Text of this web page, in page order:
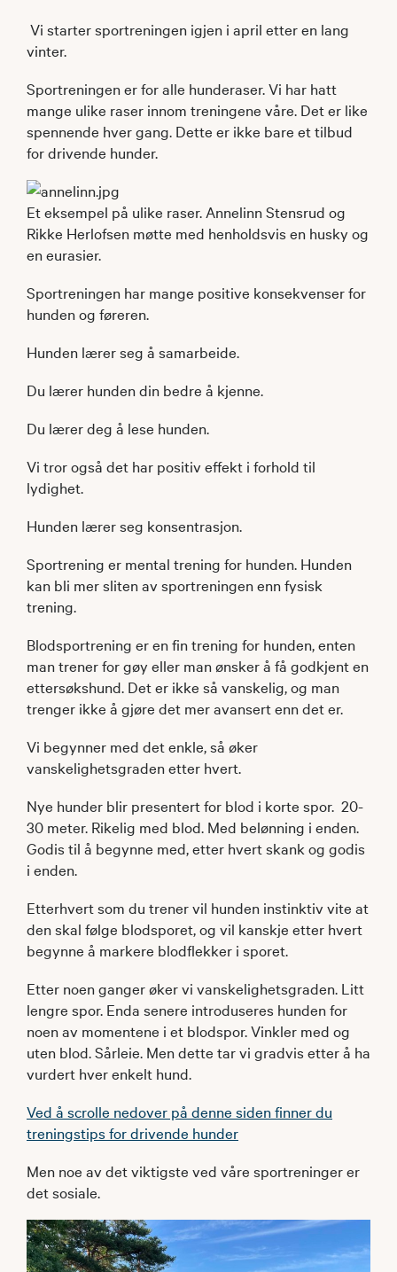
Vi starter sportreningen igjen i april etter en lang
vinter.
Sportreningen er for alle hunderaser. Vi har hatt
mange ulike raser innom treningene våre. Det er like
spennende hver gang. Dette er ikke bare et tilbud
for drivende hunder.
Et eksempel på ulike raser. Annelinn Stensrud og
Rikke Herlofsen møtte med henholdsvis en husky og
en eurasier.
Sportreningen har mange positive konsekvenser for
hunden og føreren.
Hunden lærer seg å samarbeide.
Du lærer hunden din bedre å kjenne.
Du lærer deg å lese hunden.
Vi tror også det har positiv effekt i forhold til
lydighet.
Hunden lærer seg konsentrasjon.
Sportrening er mental trening for hunden. Hunden
kan bli mer sliten av sportreningen enn fysisk
trening.
Blodsportrening er en fin trening for hunden, enten
man trener for gøy eller man ønsker å få godkjent en
ettersøkshund. Det er ikke så vanskelig, og man
trenger ikke å gjøre det mer avansert enn det er.
Vi begynner med det enkle, så øker
vanskelighetsgraden etter hvert.
Nye hunder blir presentert for blod i korte spor. 20-
30 meter. Rikelig med blod. Med belønning i enden.
Godis til å begynne med, etter hvert skank og godis
i enden.
Etterhvert som du trener vil hunden instinktiv vite at
den skal følge blodsporet, og vil kanskje etter hvert
begynne å markere blodflekker i sporet.
Etter noen ganger øker vi vanskelighetsgraden. Litt
lengre spor. Enda senere introduseres hunden for
noen av momentene i et blodspor. Vinkler med og
uten blod. Sårleie. Men dette tar vi gradvis etter å ha
vurdert hver enkelt hund.
Ved å scrolle nedover på denne siden finner du
treningstips for drivende hunder
Men noe av det viktigste ved våre sportreninger er
det sosiale.